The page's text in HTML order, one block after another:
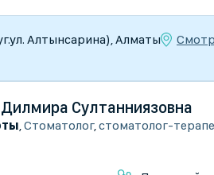
Алтынсарина), Алматы
Султанниязовна
,Стоматолог,стоматолог-